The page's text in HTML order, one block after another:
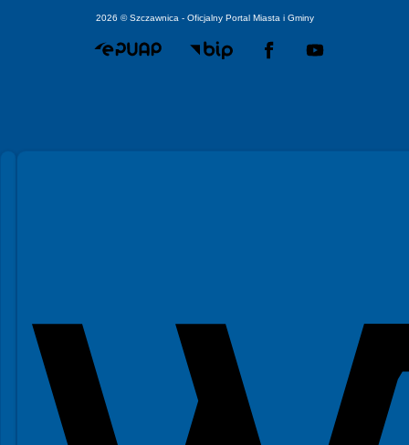
2026 © Szczawnica - Oficjalny Portal Miasta i Gminy